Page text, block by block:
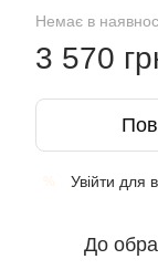
Немає в
3 570
Увійти для
До